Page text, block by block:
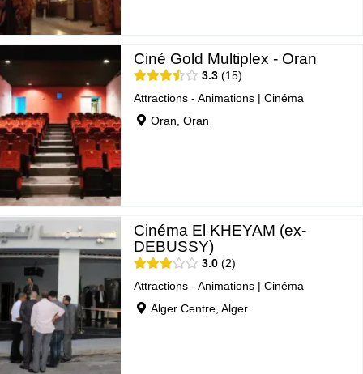
Ciné Gold Multiplex - Oran
3.3
15
Attractions - Animations |Cinéma
Oran, Oran
Cinéma El KHEYAM (ex-
DEBUSSY)
3.0
2
Attractions - Animations |Cinéma
Alger Centre, Alger